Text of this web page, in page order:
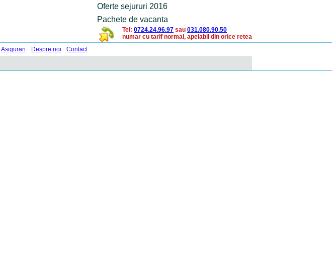
Oferte sejururi 2016
Pachete de vacanta
Tel: 0724.24.96.97 sau 031.080.90.50
numar cu tarif normal, apelabil din orice retea
Asigurari Despre noi Contact